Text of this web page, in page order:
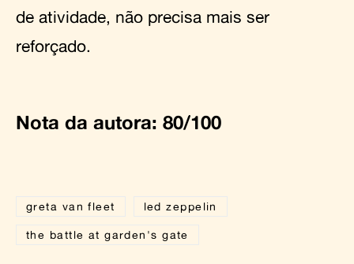
de atividade, não precisa mais ser
reforçado.
Nota da autora: 80/100
greta van fleet led zeppelin
the battle at garden's gate